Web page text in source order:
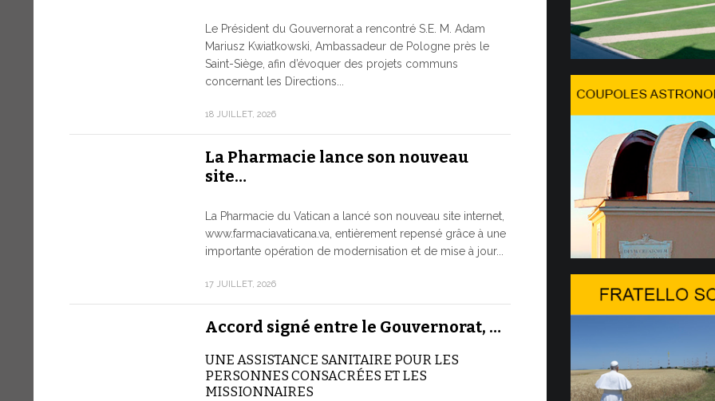
Le Président du Gouvernorat a rencontré S.E. M. Adam
Mariusz Kwiatkowski, Ambassadeur de Pologne près le
Saint-Siège, afin d’évoquer des projets communs
concernant les Directions...
18 JUILLET, 2026
La Pharmacie lance son nouveau
site…
La Pharmacie du Vatican a lancé son nouveau site internet,
www.farmaciavaticana.va, entièrement repensé grâce à une
importante opération de modernisation et de mise à jour...
17 JUILLET, 2026
Accord signé entre le Gouvernorat, …
UNE ASSISTANCE SANITAIRE POUR LES
PERSONNES CONSACRÉES ET LES
MISSIONNAIRES
cette...
8 JUILLET, 2026
Du 6
Dans
s'est installé
passera une
7 JUILLET, 2026
20…
L’édition
Genève. Il
des Nations
7 JUILLET, 2026